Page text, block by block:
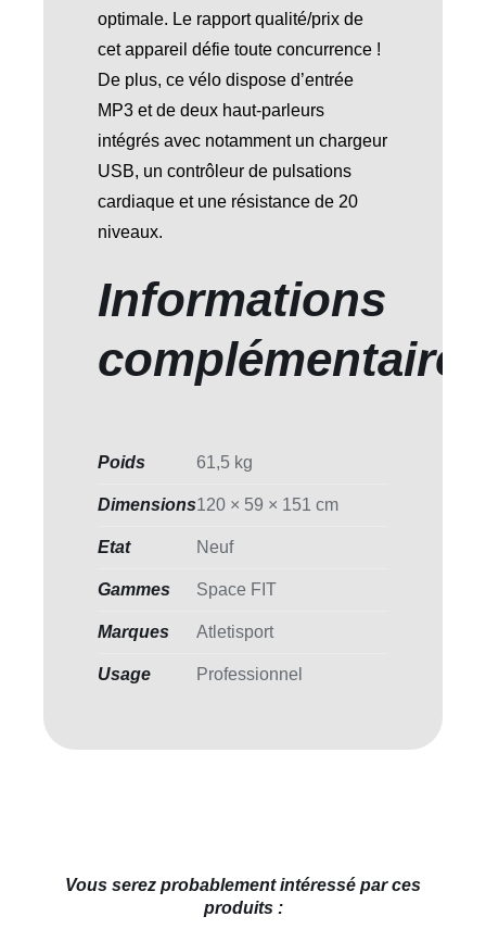
optimale. Le rapport qualité/prix de
cet appareil défie toute concurrence !
De plus, ce vélo dispose d’entrée
MP3 et de deux haut-parleurs
intégrés avec notamment un chargeur
USB, un contrôleur de pulsations
cardiaque et une résistance de 20
niveaux.
Informations
complémentaires
Poids 61,5 kg
Dimensions120 × 59 × 151 cm
Etat Neuf
Gammes Space FIT
Marques Atletisport
Usage Professionnel
Vous serez probablement intéressé par ces
produits :